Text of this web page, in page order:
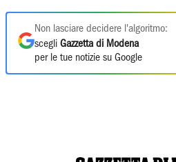
Non lasciare decidere l'algoritmo:
scegli Gazzetta di Modena
per le tue notizie su Google